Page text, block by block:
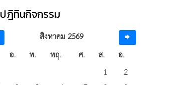
ประมูลจ้างด้วยระบบอิเล็กทรอนิกส์
ปฎิทินกิจกรรม
สิงหาคม 2569
อ. พ. พฤ. ศ. ส.
อ.
1
2